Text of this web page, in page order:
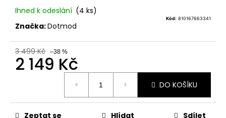
Ihned k odeslání (4 ks)
Kód: 810167663341
Značka:Dotmod
3 499 Kč –38 %
2 149 Kč
DO KOŠÍKU
Zeptat se Hlídat Sdílet
u
u